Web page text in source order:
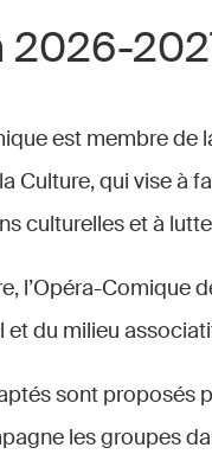
2026-
est membre de
Culture, qui vise à
culturelles et à
l’Opéra-Comique
et du milieu
sont proposés
les groupes